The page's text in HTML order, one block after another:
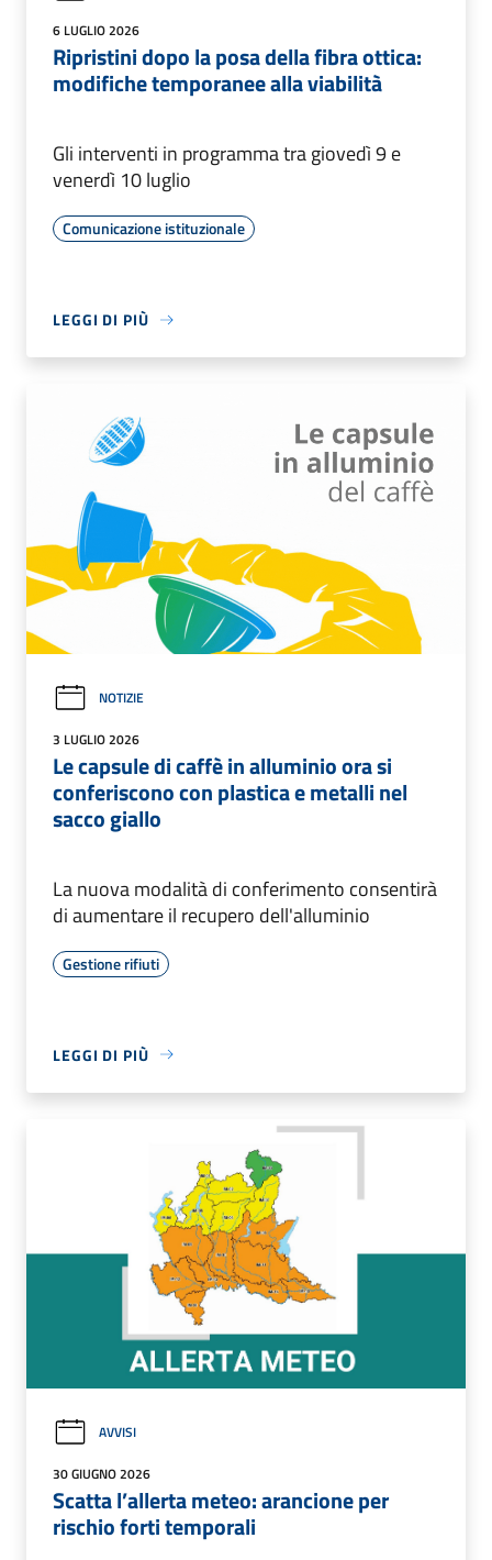
6 LUGLIO 2026
Ripristini dopo la posa della fibra ottica:
modifiche temporanee alla viabilità
Gli interventi in programma tra giovedì 9 e
venerdì 10 luglio
Comunicazione istituzionale
LEGGI DI PIÙ
NOTIZIE
3 LUGLIO 2026
Le capsule di caffè in alluminio ora si
conferiscono con plastica e metalli nel
sacco giallo
La nuova modalità di conferimento consentirà
di aumentare il recupero dell'alluminio
Gestione rifiuti
LEGGI DI PIÙ
AVVISI
30 GIUGNO 2026
Scatta l’allerta meteo: arancione per
rischio forti temporali